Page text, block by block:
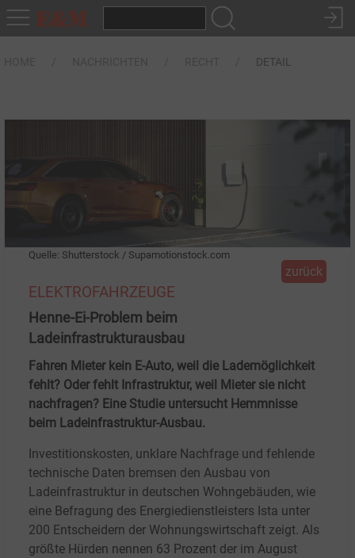
DETAIL
Quelle: Shutterstock / Supamotionstock.com
zurück
ELEKTROFAHRZEUGE
Henne-Ei-Problem beim
Ladeinfrastrukturausbau
Fahren Mieter kein E-Auto, weil die Lademöglichkeit
fehlt? Oder fehlt Infrastruktur, weil Mieter sie nicht
nachfragen? Eine Studie untersucht Hemmnisse
beim Ladeinfrastruktur-Ausbau.
Investitionskosten, unklare Nachfrage und fehlende
technische Daten bremsen den Ausbau von
Ladeinfrastruktur in deutschen Wohngebäuden, wie
eine Befragung des Energiedienstleisters Ista unter
200 Entscheidern der Wohnungswirtschaft zeigt. Als
größte Hürden nennen 63 Prozent der im August